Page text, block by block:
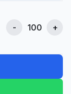
- +